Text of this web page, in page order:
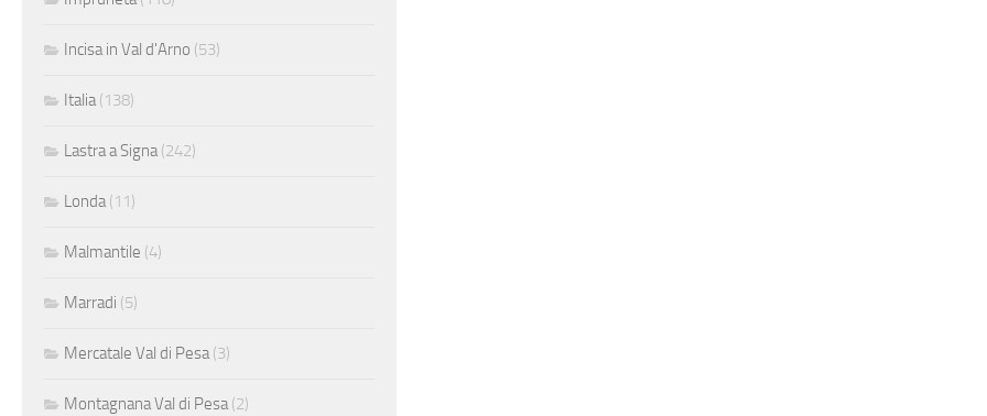
Incisa in Val d'Arno (53)
Italia(138)
Lastra a Signa(242)
Londa(11)
Malmantile (4)
Marradi (5)
Mercatale Val di Pesa(3)
Montagnana Val di Pesa(2)